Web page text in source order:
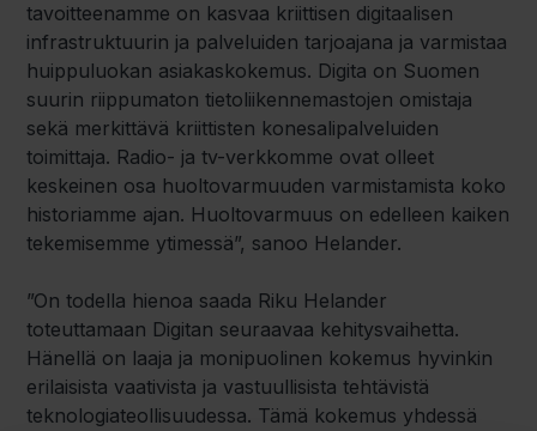
tavoitteenamme on kasvaa kriittisen digitaalisen
infrastruktuurin ja palveluiden tarjoajana ja varmistaa
huippuluokan asiakaskokemus. Digita on Suomen
suurin riippumaton tietoliikennemastojen omistaja
sekä merkittävä kriittisten konesalipalveluiden
toimittaja. Radio- ja tv-verkkomme ovat olleet
keskeinen osa huoltovarmuuden varmistamista koko
historiamme ajan. Huoltovarmuus on edelleen kaiken
tekemisemme ytimessä”, sanoo Helander.
”On todella hienoa saada Riku Helander
toteuttamaan Digitan seuraavaa kehitysvaihetta.
Hänellä on laaja ja monipuolinen kokemus hyvinkin
erilaisista vaativista ja vastuullisista tehtävistä
teknologiateollisuudessa. Tämä kokemus yhdessä